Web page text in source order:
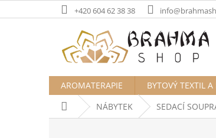
na
+420 604 62 38 38
AROMATERAPIE BYTOVÝ TEXTIL A
Domů NÁBYTEK SEDACÍ